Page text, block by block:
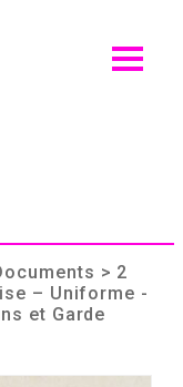
> 2
– Uniforme -
et Garde